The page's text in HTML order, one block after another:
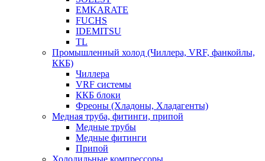
EMKARATE
FUCHS
IDEMITSU
TL
Промышленный холод (Чиллера, VRF, фанкойлы,
ККБ)
Чиллера
VRF системы
ККБ блоки
Фреоны (Хладоны, Хладагенты)
Медная труба, фитинги, припой
Медные трубы
Медные фитинги
Припой